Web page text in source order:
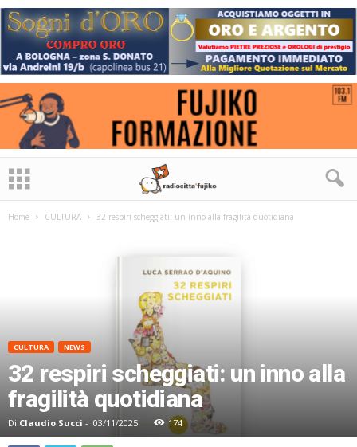
Home CULTURA 32 respiri scheggiati: un inno alla fragilità quotidiana
CULTURA NEWS
32 respiri scheggiati: un inno alla
fragilità quotidiana
Di Claudio Succi - 03/11/2025 174